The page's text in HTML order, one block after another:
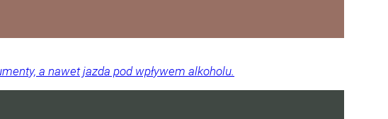
a nawet jazda pod wpływem alkoholu.